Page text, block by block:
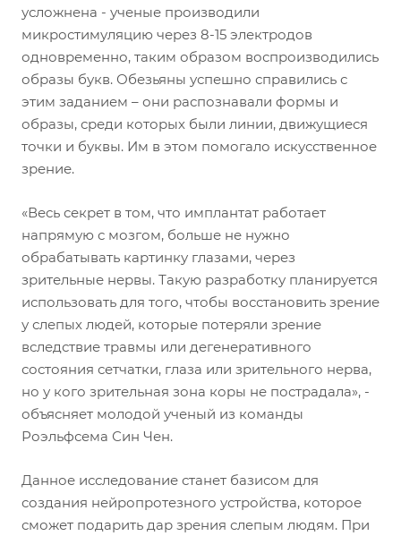
усложнена - ученые производили
микростимуляцию через 8-15 электродов
одновременно, таким образом воспроизводились
образы букв. Обезьяны успешно справились с
этим заданием – они распознавали формы и
образы, среди которых были линии, движущиеся
точки и буквы. Им в этом помогало искусственное
зрение.
«Весь секрет в том, что имплантат работает
напрямую с мозгом, больше не нужно
обрабатывать картинку глазами, через
зрительные нервы. Такую разработку планируется
использовать для того, чтобы восстановить зрение
у слепых людей, которые потеряли зрение
вследствие травмы или дегенеративного
состояния сетчатки, глаза или зрительного нерва,
но у кого зрительная зона коры не пострадала», -
объясняет молодой ученый из команды
Роэльфсема Син Чен.
Данное исследование станет базисом для
создания нейропротезного устройства, которое
сможет подарить дар зрения слепым людям. При